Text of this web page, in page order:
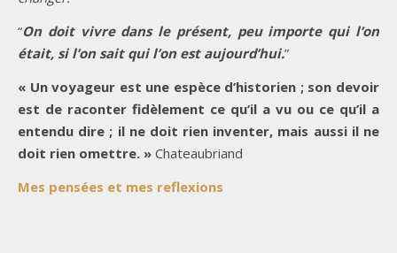
“On doit vivre dans le présent, peu importe qui l’on
était, si l’on sait qui l’on est aujourd’hui.”
« Un voyageur est une espèce d’historien ; son devoir
est de raconter fidèlement ce qu’il a vu ou ce qu’il a
entendu dire ; il ne doit rien inventer, mais aussi il ne
doit rien omettre. » Chateaubriand
Mes pensées et mes reflexions